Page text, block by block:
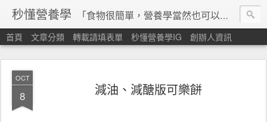
秒懂營養學 「食物很簡單，營養學當然也可以很秒懂」 本站由台灣營養師經營，非商業轉載請填寫
首頁 文章分類 轉載請填表單 秒懂營養學IG 創辦人資訊
OCT
8 減油、減醣版可樂餅